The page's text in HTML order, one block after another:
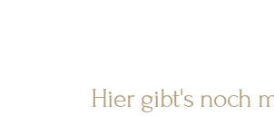
Hier gibt's noch